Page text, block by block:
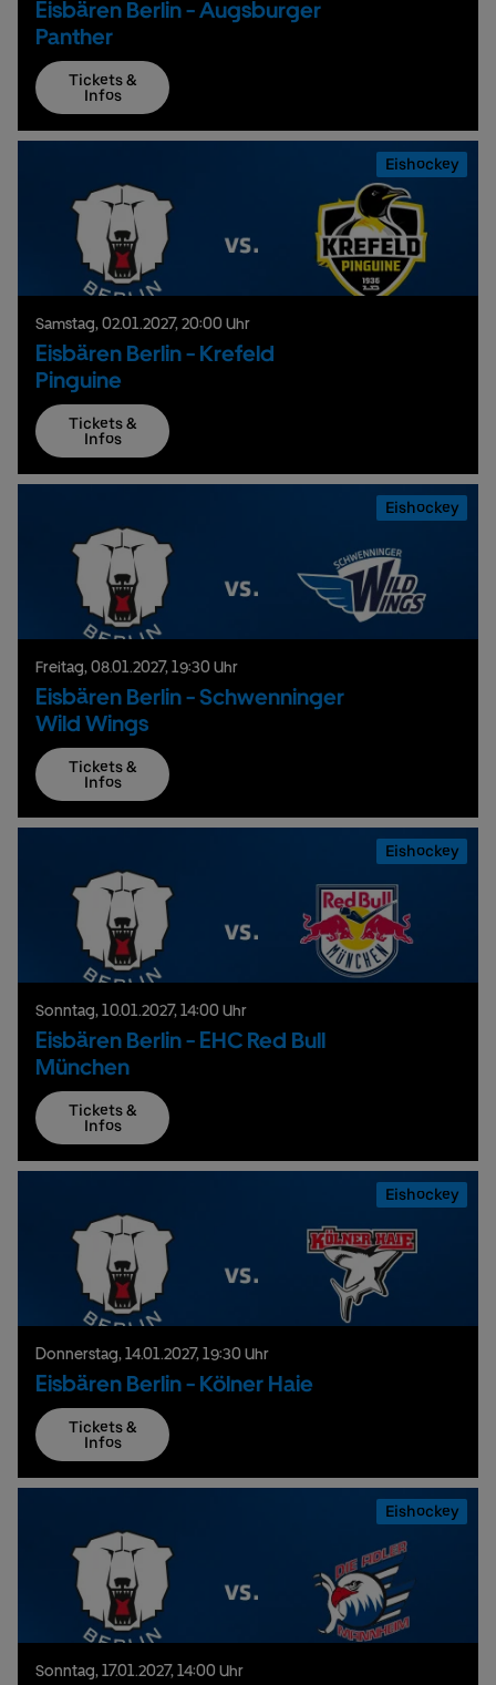
Eisbären Berlin - Augsburger
Panther
Tickets &
Infos
Eishockey
Samstag, 02.01.2027, 20:00 Uhr
Eisbären Berlin - Krefeld
Pinguine
Tickets &
Infos
Eishockey
Freitag, 08.01.2027, 19:30 Uhr
Eisbären Berlin - Schwenninger
Wild Wings
Tickets &
Infos
Eishockey
Sonntag, 10.01.2027, 14:00 Uhr
Eisbären Berlin - EHC Red Bull
München
Tickets &
Infos
Eishockey
Donnerstag, 14.01.2027, 19:30 Uhr
Eisbären Berlin - Kölner Haie
Tickets &
Infos
Eishockey
Sonntag, 17.01.2027, 14:00 Uhr